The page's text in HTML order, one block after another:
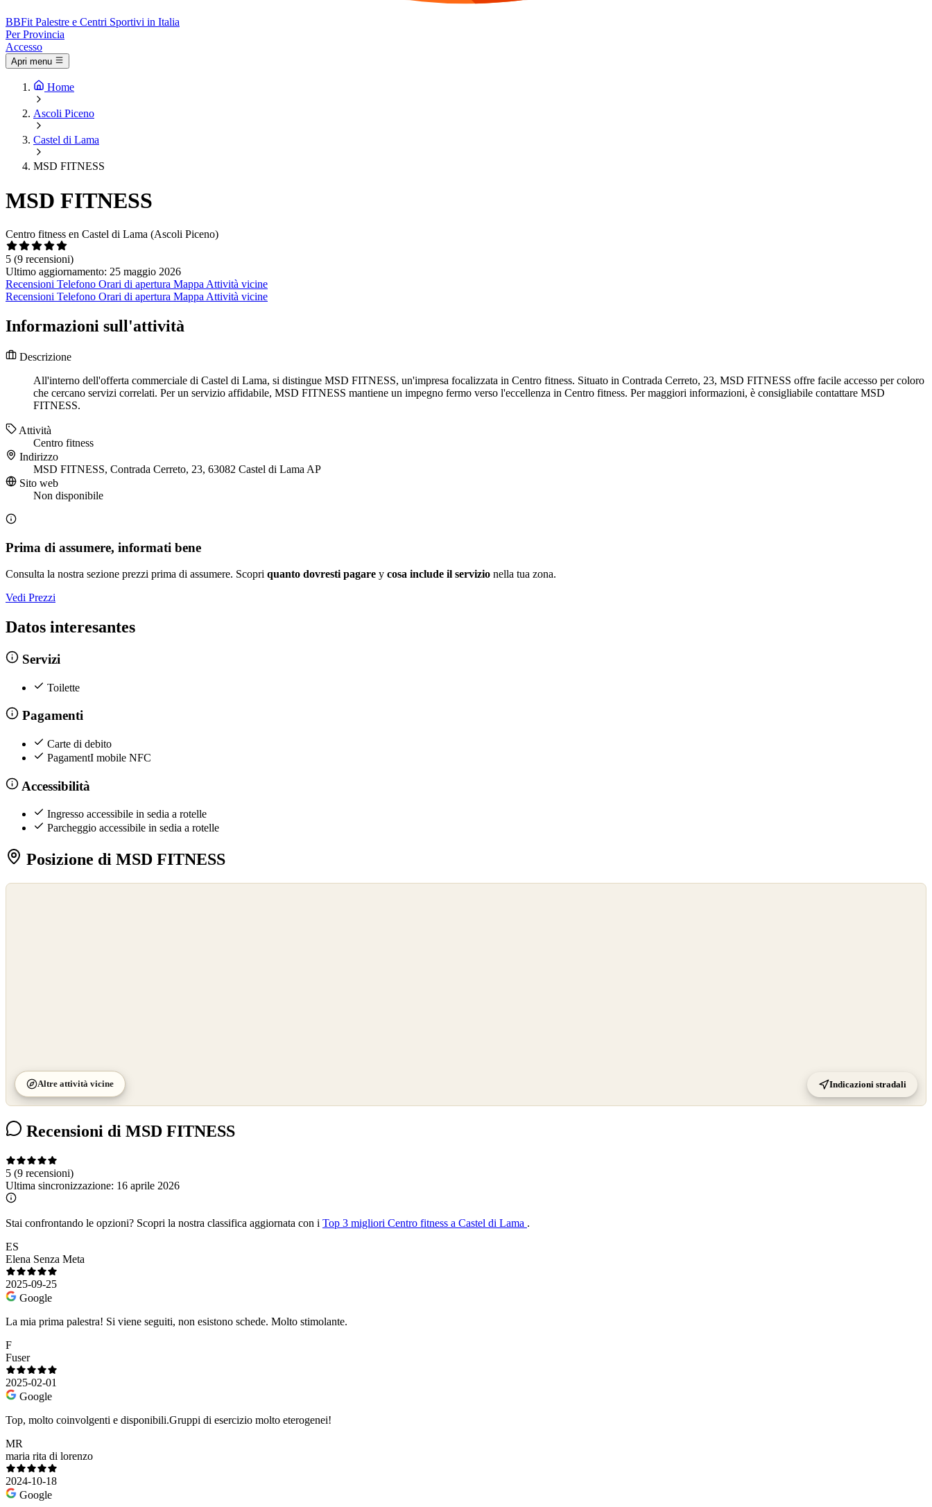
BBFit Palestre e Centri Sportivi in Italia
Per Provincia
Accesso
Apri menu
Home
Ascoli Piceno
Castel di Lama
MSD FITNESS
MSD FITNESS
Centro fitness en Castel di Lama (Ascoli Piceno)
5 (9 recensioni)
Ultimo aggiornamento: 25 maggio 2026
Recensioni Telefono Orari di apertura Mappa Attività vicine
Recensioni Telefono Orari di apertura Mappa Attività vicine
Informazioni sull'attività
Descrizione
All'interno dell'offerta commerciale di Castel di Lama, si distingue MSD FITNESS, un'impresa focalizzata in Centro fitness. Situato in Contrada Cerreto, 23, MSD FITNESS offre facile accesso per coloro
che cercano servizi correlati. Per un servizio affidabile, MSD FITNESS mantiene un impegno fermo verso l'eccellenza in Centro fitness. Per maggiori informazioni, è consigliabile contattare MSD
FITNESS.
Attività
Centro fitness
Indirizzo
MSD FITNESS, Contrada Cerreto, 23, 63082 Castel di Lama AP
Sito web
Non disponibile
Prima di assumere, informati bene
Consulta la nostra sezione prezzi prima di assumere. Scopri quanto dovresti pagare y cosa include il servizio nella tua zona.
Vedi Prezzi
Datos interesantes
Servizi
Toilette
Pagamenti
Carte di debito
PagamentI mobile NFC
Accessibilità
Ingresso accessibile in sedia a rotelle
Parcheggio accessibile in sedia a rotelle
Posizione di MSD FITNESS
Altre attività vicine Indicazioni stradali
Recensioni di MSD FITNESS
5 (9 recensioni)
Ultima sincronizzazione: 16 aprile 2026
Stai confrontando le opzioni? Scopri la nostra classifica aggiornata con i Top 3 migliori Centro fitness a Castel di Lama .
ES
Elena Senza Meta
2025-09-25
Google
La mia prima palestra! Si viene seguiti, non esistono schede. Molto stimolante.
F
Fuser
2025-02-01
Google
Top, molto coinvolgenti e disponibili.Gruppi di esercizio molto eterogenei!
MR
maria rita di lorenzo
2024-10-18
Google